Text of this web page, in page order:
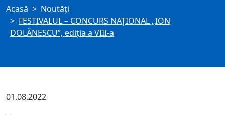
Acasă
Noutăți
FESTIVALUL – CONCURS NAŢIONAL „ION
DOLĂNESCU”, ediția a VIII-a
01.08.2022